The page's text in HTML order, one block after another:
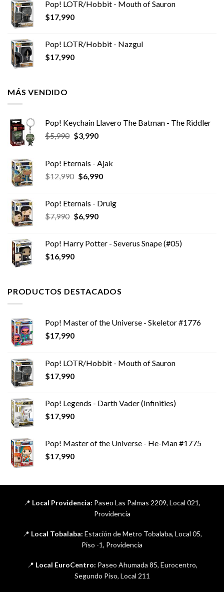
Pop! LOTR/Hobbit - Mouth of Sauron
$17,990
Pop! LOTR/Hobbit - Nazgul
$17,990
MÁS VENDIDO
Pop! Keychain Llavero The Batman - The Riddler
$5,990 El
era:
$5,990.
$3,990El
es:
$3,990.
Pop! Eternals - Ajak
$12,990 El
era:
$12,990.
$6,990El
es:
Pop! Eternals - Druig
$7,990 El
era:
$7,990.
$6,990El
es:
Pop! Harry Potter - Severus Snape (#05)
$16,990
PRODUCTOS DESTACADOS
Pop! Master of the Universe - Skeletor #1776
$17,990
Pop! LOTR/Hobbit - Mouth of Sauron
$17,990
Pop! Legends - Darth Vader (Infinities)
$17,990
Pop! Master of the Universe - He-Man #1775
$17,990
📍 Local Providencia: Paseo Las Palmas 2209, Local 021,
Providencia
📍 Local Tobalaba: Estación de Metro Tobalaba, Local 05,
Piso -1, Providencia
📍 Local EuroCentro: Paseo Ahumada 85, Eurocentro,
Segundo Piso, Local 211